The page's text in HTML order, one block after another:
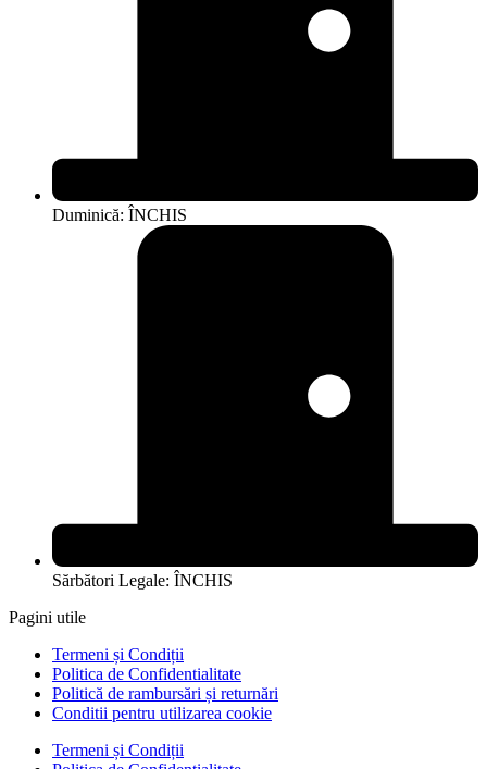
Duminică: ÎNCHIS
Sărbători Legale: ÎNCHIS
Pagini utile
Termeni și Condiții
Politica de Confidentialitate
Politică de rambursări și returnări
Conditii pentru utilizarea cookie
Termeni și Condiții